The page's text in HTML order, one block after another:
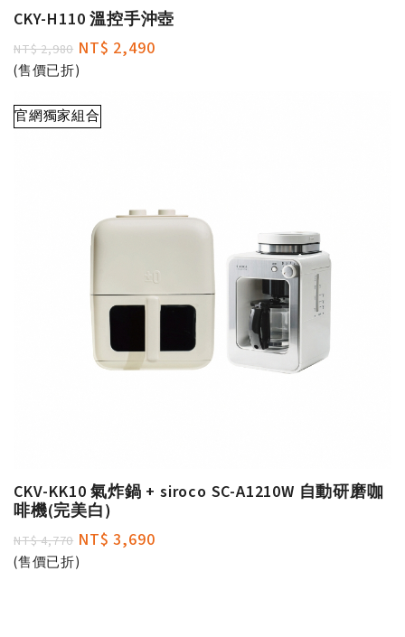
CKY-H110 溫控手沖壺
NT$ 2,980 NT$ 2,490
(售價已折)
官網獨家組合
CKV-KK10 氣炸鍋 + siroco SC-A1210W 自動研磨咖
啡機(完美白)
NT$ 4,770 NT$ 3,690
(售價已折)